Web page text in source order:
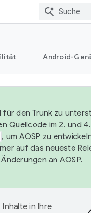
Android-
den Trunk zu
Quellcode im 2. und 4.
, um AOSP zu
auf das neueste
Änderungen an AOSP.
in Ihre